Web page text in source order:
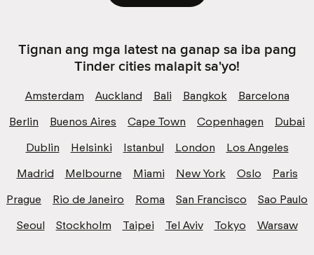
Tignan ang mga latest na ganap sa iba pang
Tinder cities malapit sa'yo!
Amsterdam Auckland Bali Bangkok
Barcelona
Berlin
Buenos Aires Cape Town Copenhagen
Dubai
Dublin
Helsinki Istanbul London
Los Angeles
Madrid
Melbourne Miami New York Oslo
Paris
Prague
Rio de Janeiro Roma San Francisco
Sao Paulo
Seoul
Stockholm Taipei Tel Aviv Tokyo Warsaw